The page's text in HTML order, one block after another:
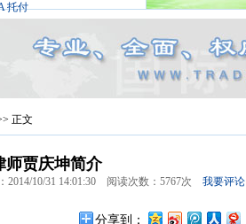
托付
正文
师贾庆坤简介
10/31 14:01:30 阅读次数： 5767次 我要评论
分享到：